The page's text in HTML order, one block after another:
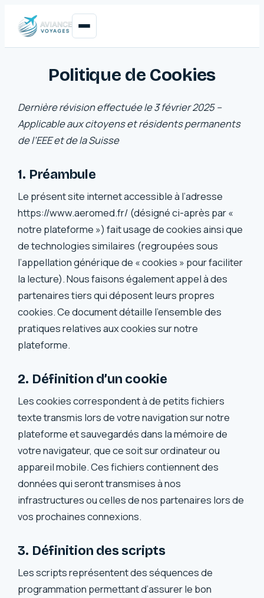
Politique de Cookies
Dernière révision effectuée le 3 février 2025 –
Applicable aux citoyens et résidents permanents
de l’EEE et de la Suisse
1. Préambule
Le présent site internet accessible à l’adresse
https://www.aeromed.fr/ (désigné ci-après par «
notre plateforme ») fait usage de cookies ainsi que
de technologies similaires (regroupées sous
l’appellation générique de « cookies » pour faciliter
la lecture). Nous faisons également appel à des
partenaires tiers qui déposent leurs propres
cookies. Ce document détaille l’ensemble des
pratiques relatives aux cookies sur notre
plateforme.
2. Définition d’un cookie
Les cookies correspondent à de petits fichiers
texte transmis lors de votre navigation sur notre
plateforme et sauvegardés dans la mémoire de
votre navigateur, que ce soit sur ordinateur ou
appareil mobile. Ces fichiers contiennent des
données qui seront transmises à nos
infrastructures ou celles de nos partenaires lors de
vos prochaines connexions.
3. Définition des scripts
Les scripts représentent des séquences de
programmation permettant d’assurer le bon